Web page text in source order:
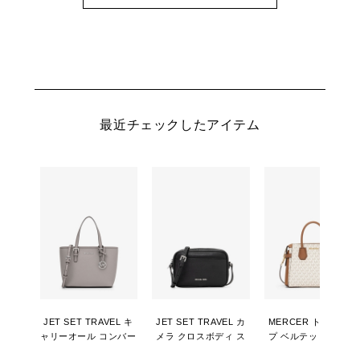
最近チェックしたアイテム
JET SET TRAVEL キ
ャリーオール コンバー
JET SET TRAVEL カ
メラ クロスボディ ス
MERCER トップジッ
プ ベルテッド サッチ